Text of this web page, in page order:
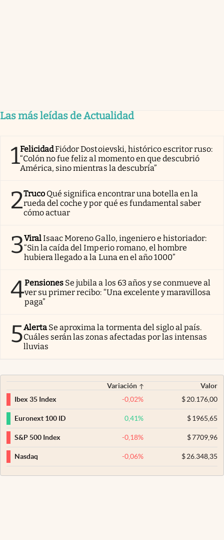
Las más leídas de Actualidad
1FelicidadFiódor Dostoievski, histórico escritor ruso:
“Colón no fue feliz al momento en que descubrió
América, sino mientras la descubría”
2Truco Qué significa encontrar una botella en la
rueda del coche y por qué es fundamental saber
cómo actuar
3ViralIsaac Moreno Gallo, ingeniero e historiador:
“Sin la caída del Imperio romano, el hombre
hubiera llegado a la Luna en el año 1000”
4Pensiones Se jubila a los 63 años y se conmueve al
ver su primer recibo: “Una excelente y maravillosa
paga”
5Alerta Se aproxima la tormenta del siglo al país.
Cuáles serán las zonas afectadas por las intensas
lluvias
Variación
Valor
Ibex 35 Index
-0,02% $20.176,00
Euronext 100 ID 0,41% $1965,65
S&P 500 Index -0,18% $7709,96
Nasdaq -0,06% $26.348,35